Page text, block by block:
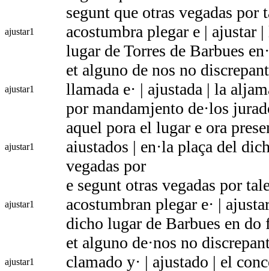
ajustar1
segunt que otras vegadas por
acostumbra plegar e | ajustar
lugar de Torres de Barbues
ajustar1
et alguno de nos no
llamada e· | ajustada | la
por mandamjento de·los
ajustar1
aquel pora el lugar e ora
aiustados | en·la plaça del
vegadas por
ajustar1
e segunt otras vegadas por
acostumbran plegar e· |
dicho lugar de Barbues en do
ajustar1
et alguno de·nos no
clamado y· | ajustado | el